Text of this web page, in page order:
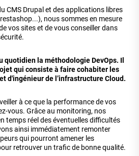
CMS Drupal et des applications libres
nous sommes en mesure
vos sites et de vous conseiller dans
quotidien la méthodologie DevOps. Il
qui consiste à faire cohabiter les
d'ingénieur de l’infrastructure Cloud.
à ce que la performance de vos
vous. Grâce au monitoring, nos
temps réel des éventuelles difficultés
ainsi immédiatement remonter
qui pourront amener les
retrouver un trafic de bonne qualité.